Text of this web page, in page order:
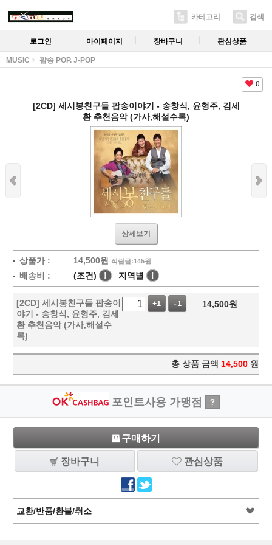
카테고리 검색
로그인 마이페이지 장바구니 관심상품
MUSIC 팝송 POP. J-POP
0
[2CD] 세시봉친구들 팝송이야기 - 송창식, 윤형주, 김세
환 추천음악 (가사,해설수록)
상세보기
상품가 : 14,500원 적립금:145원
배송비 : (조건) ! 지역별 !
[2CD] 세시봉친구들 팝송이
야기 - 송창식, 윤형주, 김세
환 추천음악 (가사,해설수
록)
+1 -1 14,500원
총 상품 금액 14,500 원
포인트사용 가맹점 ?
구매하기
장바구니 관심상품
교환/반품/환불/취소